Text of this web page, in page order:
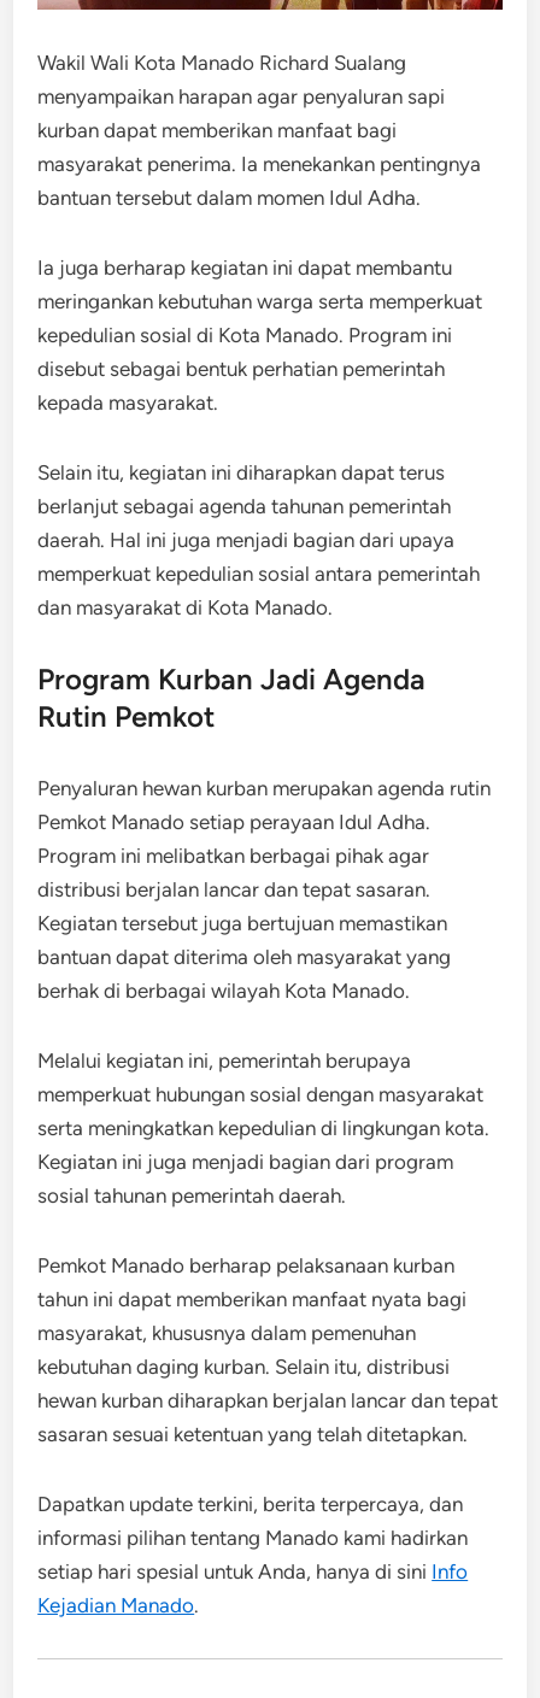
Wakil Wali Kota Manado Richard Sualang
menyampaikan harapan agar penyaluran sapi
kurban dapat memberikan manfaat bagi
masyarakat penerima. Ia menekankan pentingnya
bantuan tersebut dalam momen Idul Adha.
Ia juga berharap kegiatan ini dapat membantu
meringankan kebutuhan warga serta memperkuat
kepedulian sosial di Kota Manado. Program ini
disebut sebagai bentuk perhatian pemerintah
kepada masyarakat.
Selain itu, kegiatan ini diharapkan dapat terus
berlanjut sebagai agenda tahunan pemerintah
daerah. Hal ini juga menjadi bagian dari upaya
memperkuat kepedulian sosial antara pemerintah
dan masyarakat di Kota Manado.
Program Kurban Jadi Agenda
Rutin Pemkot
Penyaluran hewan kurban merupakan agenda rutin
Pemkot Manado setiap perayaan Idul Adha.
Program ini melibatkan berbagai pihak agar
distribusi berjalan lancar dan tepat sasaran.
Kegiatan tersebut juga bertujuan memastikan
bantuan dapat diterima oleh masyarakat yang
berhak di berbagai wilayah Kota Manado.
Melalui kegiatan ini, pemerintah berupaya
memperkuat hubungan sosial dengan masyarakat
serta meningkatkan kepedulian di lingkungan kota.
Kegiatan ini juga menjadi bagian dari program
sosial tahunan pemerintah daerah.
Pemkot Manado berharap pelaksanaan kurban
tahun ini dapat memberikan manfaat nyata bagi
masyarakat, khususnya dalam pemenuhan
kebutuhan daging kurban. Selain itu, distribusi
hewan kurban diharapkan berjalan lancar dan tepat
sasaran sesuai ketentuan yang telah ditetapkan.
Dapatkan update terkini, berita terpercaya, dan
informasi pilihan tentang Manado kami hadirkan
setiap hari spesial untuk Anda, hanya di sini Info
Kejadian Manado.